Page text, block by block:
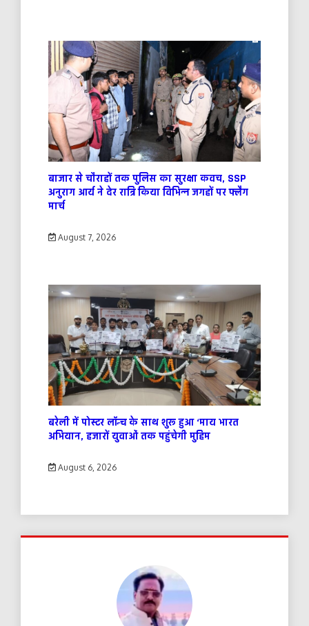
बाजार से चौराहों तक पुलिस का सुरक्षा कवच, SSP
अनुराग आर्य ने देर रात्रि किया विभिन्न जगहों पर फ्लैग
मार्च
August 7, 2026
बरेली में पोस्टर लॉन्च के साथ शुरू हुआ ‘माय भारत
अभियान, हजारों युवाओं तक पहुंचेगी मुहिम
August 6, 2026